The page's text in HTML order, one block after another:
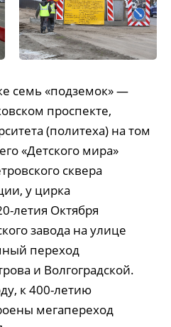
семь «подземок» —
проспекте,
(политеха) на том
«Детского мира»
сквера
у цирка
летия Октября
завода на улице
переход
и Волгоградской.
к 400-летию
мегапереход